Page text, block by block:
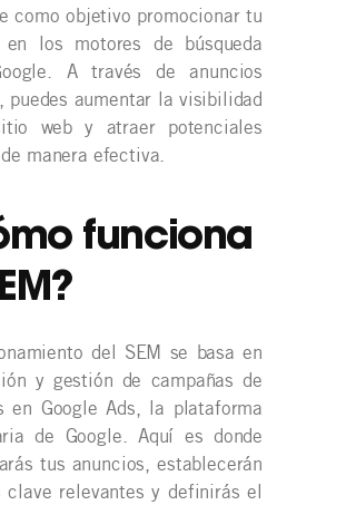
como objetivo promocionar tu
en los motores de búsqueda
A través de anuncios
puedes aumentar la visibilidad
web y atraer potenciales
manera efectiva.
funciona
del SEM se basa en
y gestión de campañas de
en Google Ads, la plataforma
de Google. Aquí es donde
tus anuncios, establecerán
clave relevantes y definirás el